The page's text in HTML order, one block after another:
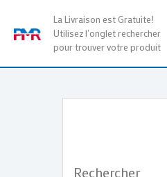
La Livraison est Gratuite!
Utilisez l'onglet rechercher
pour trouver votre produit